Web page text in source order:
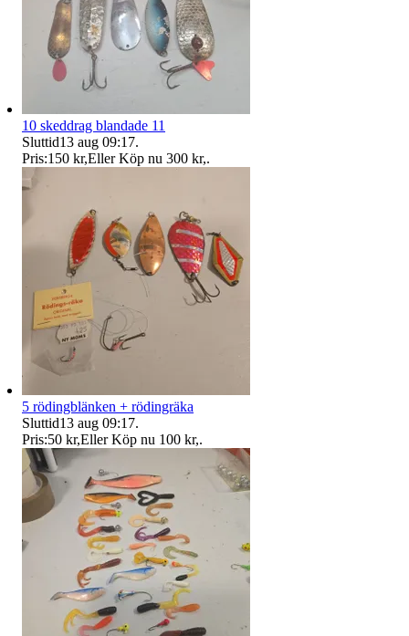
10 skeddrag blandade 11
Sluttid13 aug 09:17.
Pris:150 kr,Eller Köp nu 300 kr,.
5 rödingblänken + rödingräka
Sluttid13 aug 09:17.
Pris:50 kr,Eller Köp nu 100 kr,.